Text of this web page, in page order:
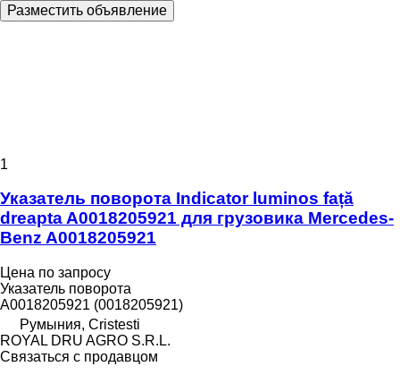
Разместить объявление
1
Указатель поворота Indicator luminos față
dreapta A0018205921 для грузовика Mercedes-
Benz A0018205921
Цена по запросу
Указатель поворота
A0018205921 (0018205921)
Румыния, Cristesti
ROYAL DRU AGRO S.R.L.
Связаться с продавцом